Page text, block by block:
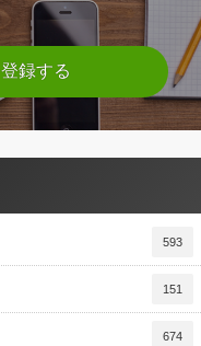
録する
593
151
674